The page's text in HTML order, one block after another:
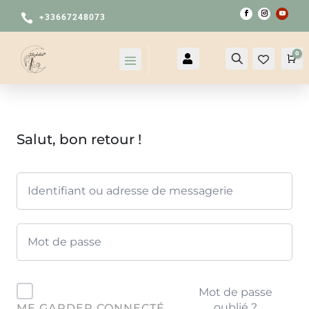
 +33667248073
 Recherche 0
Salut, bon retour !
Mot de passe